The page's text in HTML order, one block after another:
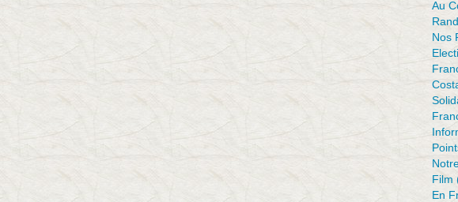
Au
Nos
Film
En